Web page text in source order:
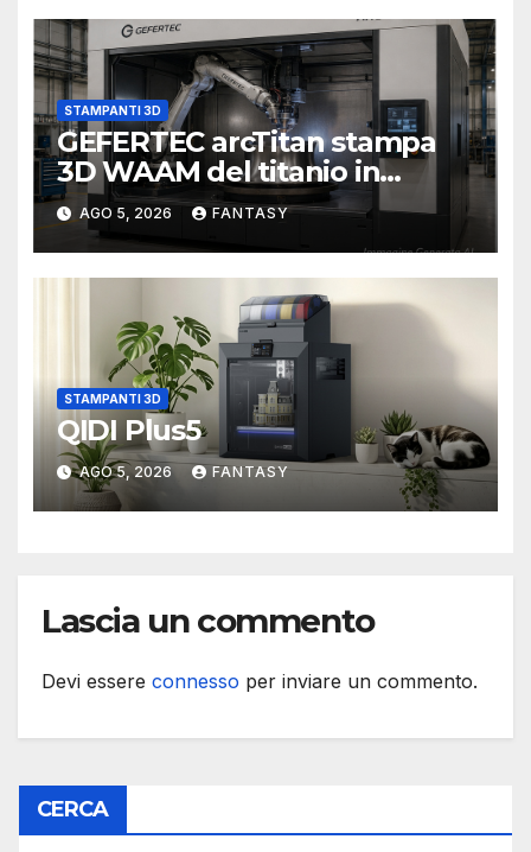
STAMPANTI 3D
GEFERTEC arcTitan stampa
3D WAAM del titanio in
camera inerte
AGO 5, 2026 FANTASY
STAMPANTI 3D
QIDI Plus5
AGO 5, 2026 FANTASY
Lascia un commento
Devi essere connesso per inviare un commento.
CERCA